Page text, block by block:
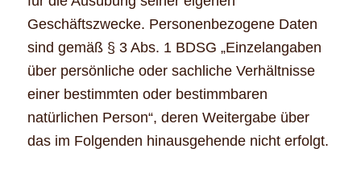
Geschäftszwecke. Personenbezogene Daten
sind gemäß § 3 Abs. 1 BDSG „Einzelangaben
über persönliche oder sachliche Verhältnisse
einer bestimmten oder bestimmbaren
natürlichen Person“, deren Weitergabe über
das im Folgenden hinausgehende nicht erfolgt.